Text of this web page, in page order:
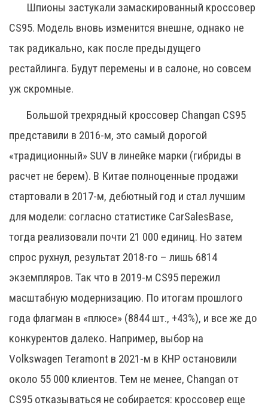
Шпионы застукали замаскированный кроссовер
CS95. Модель вновь изменится внешне, однако не
так радикально, как после предыдущего
рестайлинга. Будут перемены и в салоне, но совсем
уж скромные.
Большой трехрядный кроссовер Changan CS95
представили в 2016-м, это самый дорогой
«традиционный» SUV в линейке марки (гибриды в
расчет не берем). В Китае полноценные продажи
стартовали в 2017-м, дебютный год и стал лучшим
для модели: согласно статистике CarSalesBase,
тогда реализовали почти 21 000 единиц. Но затем
спрос рухнул, результат 2018-го – лишь 6814
экземпляров. Так что в 2019-м CS95 пережил
масштабную модернизацию. По итогам прошлого
года флагман в «плюсе» (8844 шт., +43%), и все же до
конкурентов далеко. Например, выбор на
Volkswagen Teramont в 2021-м в КНР остановили
около 55 000 клиентов. Тем не менее, Changan от
CS95 отказываться не собирается: кроссовер еще